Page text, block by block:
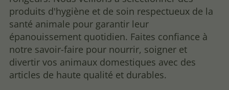
produits d'hygiène et de soin respectueux de la
santé animale pour garantir leur
épanouissement quotidien. Faites confiance à
notre savoir-faire pour nourrir, soigner et
divertir vos animaux domestiques avec des
articles de haute qualité et durables.